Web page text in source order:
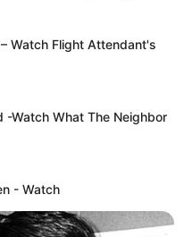
Watch Flight Attendant's
-Watch What The Neighbor
- Watch